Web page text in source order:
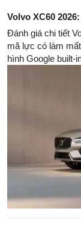
Volvo XC60
Đánh giá chi tiết
mã lực có làm
hình Google built-